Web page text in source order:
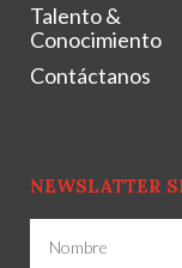
Talento &
Conocimiento
Contáctanos
NEWSLATTER